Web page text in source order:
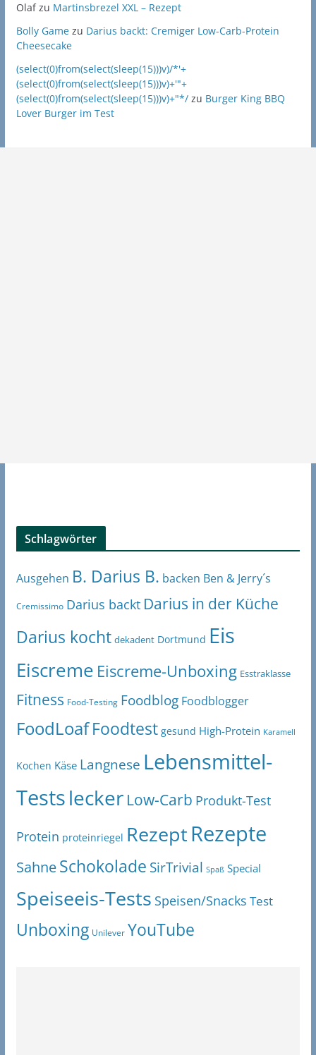
Olafzu Martinsbrezel XXL – Rezept
Bolly Gamezu Darius backt: Cremiger Low-Carb-Protein
Cheesecake
(select(0)from(select(sleep(15)))v)/*'+
(select(0)from(select(sleep(15)))v)+'"+
(select(0)from(select(sleep(15)))v)+"*/zu Burger King BBQ
Lover Burger im Test
Schlagwörter
Ausgehen B. Darius B. backen Ben & Jerry´s
Cremissimo Darius backt Darius in der Küche
Darius kocht dekadent Dortmund Eis
Eiscreme Eiscreme-Unboxing Esstraklasse
Fitness Food-Testing Foodblog Foodblogger
FoodLoaf Foodtest gesund High-Protein Karamell
Kochen Käse Langnese Lebensmittel-
Testslecker Low-Carb Produkt-Test
Protein proteinriegel RezeptRezepte
SahneSchokolade SirTrivial Spaß Special
Speiseeis-Tests Speisen/Snacks Test
Unboxing Unilever YouTube